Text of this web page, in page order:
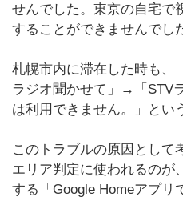
せんでした。東京の自宅で
することができませんでし
札幌市内に滞在した時も、
ラジオ聞かせて」→「STV
は利用できません。」とい
このトラブルの原因として
エリア判定に使われるのが
する「Google Homeアプリ